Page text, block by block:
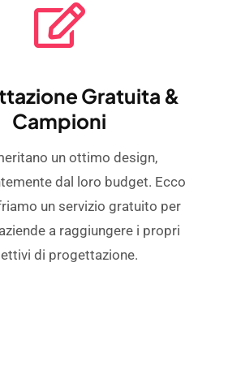
Gratuita &
Campioni
un ottimo design,
dal loro budget. Ecco
un servizio gratuito per
a raggiungere i propri
di progettazione.